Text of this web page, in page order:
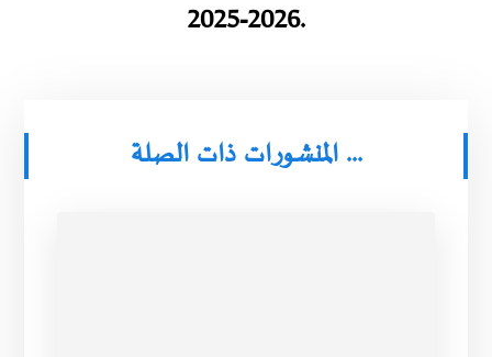
2025-2026.
المنشورات ذات الصلة ...